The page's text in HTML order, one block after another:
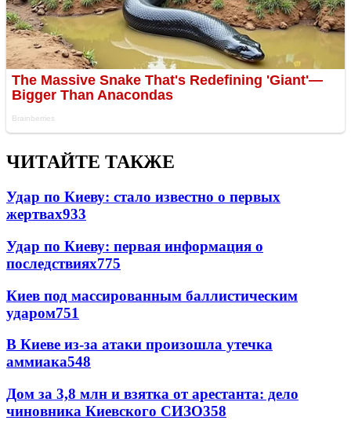
ЧИТАЙТЕ ТАКЖЕ
Удар по Киеву: стало известно о первых
жертвах933
Удар по Киеву: первая информация о
последствиях775
Киев под массированным баллистическим
ударом751
В Киеве из-за атаки произошла утечка
аммиака548
Дом за 3,8 млн и взятка от арестанта: дело
чиновника Киевского СИЗО358